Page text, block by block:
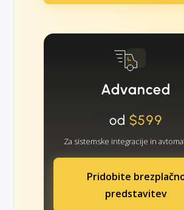
Advanced
od $599
Za sistemske integracije in
Pridobite
predstavitev